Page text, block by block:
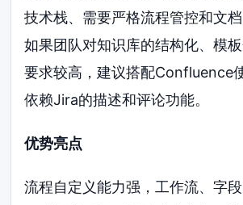
技术栈、需要严格流程管控和文档
如果团队对知识库的结构化、模
要求较高，建议搭配Confluence
依赖Jira的描述和评论功能。
优势亮点
流程自定义能力强，工作流、字